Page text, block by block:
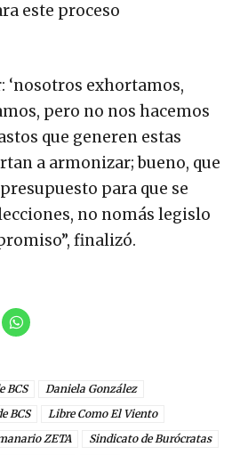
este proceso
‘nosotros exhortamos,
pero no nos hacemos
que generen estas
a armonizar; bueno, que
para que se
no nomás legislo
finalizó.
BCS
Daniela González
BCS
Libre Como El Viento
ZETA
Sindicato de Burócratas